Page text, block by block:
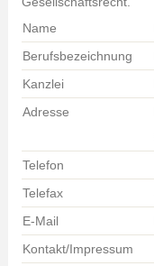
Name
Berufsbezeichnung
Kanzlei
Adresse
Telefon
Telefax
E-Mail
Kontakt/Impressum